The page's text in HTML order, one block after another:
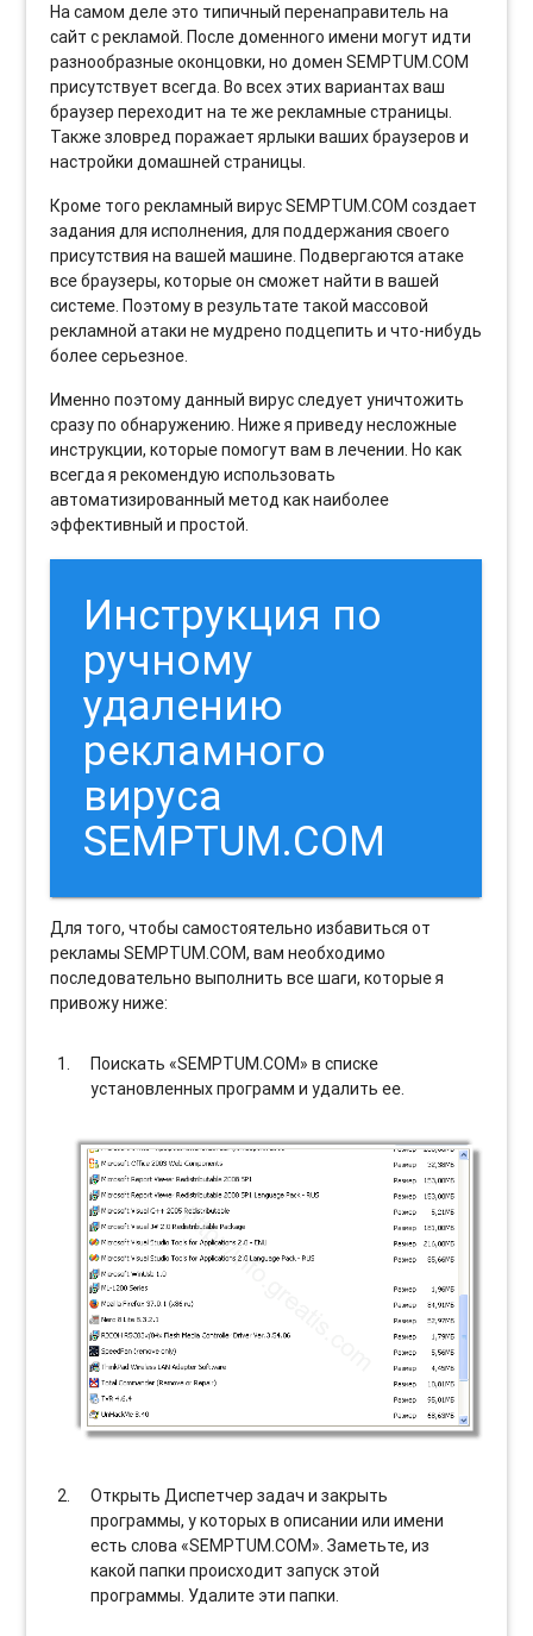
На самом деле это типичный перенаправитель на
сайт с рекламой. После доменного имени могут идти
разнообразные оконцовки, но домен SEMPTUM.COM
присутствует всегда. Во всех этих вариантах ваш
браузер переходит на те же рекламные страницы.
Также зловред поражает ярлыки ваших браузеров и
настройки домашней страницы.
Кроме того рекламный вирус SEMPTUM.COM создает
задания для исполнения, для поддержания своего
присутствия на вашей машине. Подвергаются атаке
все браузеры, которые он сможет найти в вашей
системе. Поэтому в результате такой массовой
рекламной атаки не мудрено подцепить и что-нибудь
более серьезное.
Именно поэтому данный вирус следует уничтожить
сразу по обнаружению. Ниже я приведу несложные
инструкции, которые помогут вам в лечении. Но как
всегда я рекомендую использовать
автоматизированный метод как наиболее
эффективный и простой.
Инструкция по
ручному
удалению
рекламного
вируса
SEMPTUM.COM
Для того, чтобы самостоятельно избавиться от
рекламы SEMPTUM.COM, вам необходимо
последовательно выполнить все шаги, которые я
привожу ниже:
Поискать «SEMPTUM.COM» в списке
установленных программ и удалить ее.
Открыть Диспетчер задач и закрыть
программы, у которых в описании или имени
есть слова «SEMPTUM.COM». Заметьте, из
какой папки происходит запуск этой
программы. Удалите эти папки.